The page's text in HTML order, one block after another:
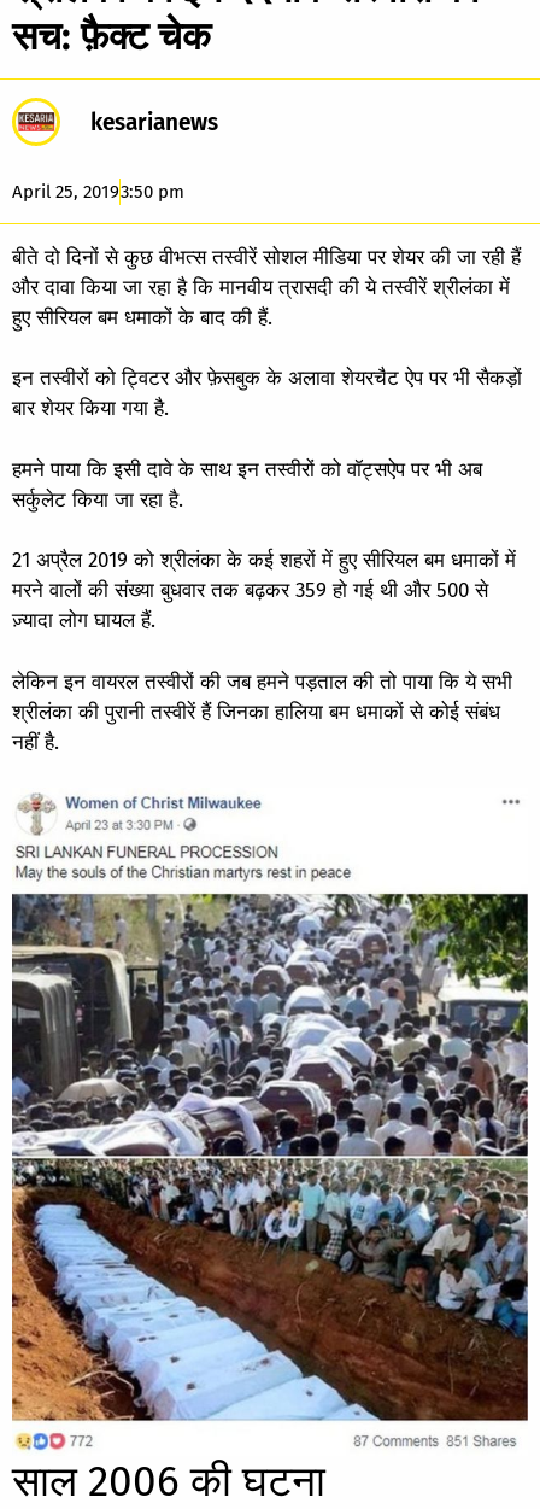
सच: फ़ैक्ट चेक
kesarianews
April 25, 20193:50 pm
बीते दो दिनों से कुछ वीभत्स तस्वीरें सोशल मीडिया पर शेयर की जा रही हैं
और दावा किया जा रहा है कि मानवीय त्रासदी की ये तस्वीरें श्रीलंका में
हुए सीरियल बम धमाकों के बाद की हैं.
इन तस्वीरों को ट्विटर और फ़ेसबुक के अलावा शेयरचैट ऐप पर भी सैकड़ों
बार शेयर किया गया है.
हमने पाया कि इसी दावे के साथ इन तस्वीरों को वॉट्सऐप पर भी अब
सर्कुलेट किया जा रहा है.
21 अप्रैल 2019 को श्रीलंका के कई शहरों में हुए सीरियल बम धमाकों में
मरने वालों की संख्या बुधवार तक बढ़कर 359 हो गई थी और 500 से
ज़्यादा लोग घायल हैं.
लेकिन इन वायरल तस्वीरों की जब हमने पड़ताल की तो पाया कि ये सभी
श्रीलंका की पुरानी तस्वीरें हैं जिनका हालिया बम धमाकों से कोई संबंध
नहीं है.
साल 2006 की घटना